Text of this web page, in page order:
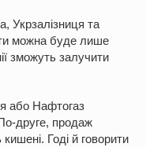
Укрзалізниця та
можна буде лише
зможуть залучити
або Нафтогаз
друге, продаж
Годі й говорити